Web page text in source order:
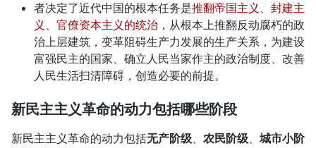
者决定了近代中国的根本任务是推翻帝国主义、封建主
义、官僚资本主义的统治 ，从根本上推翻反动腐朽的政
治上层建筑，变革阻碍生产力发展的生产关系，为建设
富强民主的国家、确立人民当家作主的政治制度、改善
人民生活扫清障碍，创造必要的前提。
新民主主义革命的动力包括哪些阶段
新民主主义革命的动力包括无产阶级、 农民阶级、 城市小阶